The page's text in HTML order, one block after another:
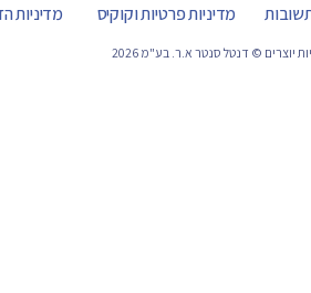
מדיניות פרטיות וקוקיס מדיניות
יוצרים © דנטל סנטר א.ר. בע"מ 2026